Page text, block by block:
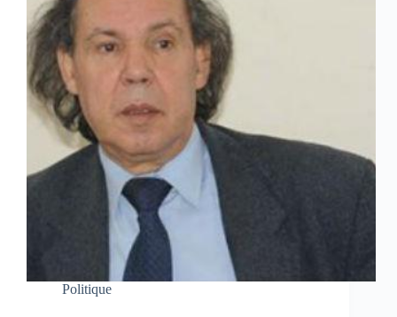
Politique